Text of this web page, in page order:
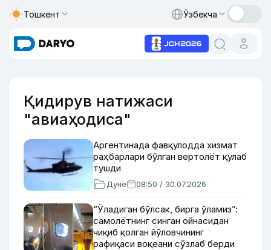
Тошкент Ўзбекча
Қидирув натижаси
"авиаҳодиса"
Аргентинада фавқулодда хизмат
раҳбарлари бўлган вертолёт қулаб
тушди
Дунё 08:50 / 30.07.2026
“Ўладиган бўлсак, бирга ўламиз”:
самолётнинг синган ойнасидан
чиқиб қолган йўловчининг
рафиқаси воқеани сўзлаб берди